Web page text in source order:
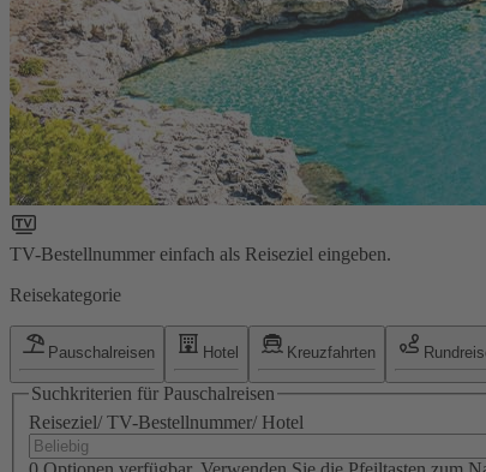
TV-Bestellnummer einfach als Reiseziel eingeben.
Reisekategorie
Pauschalreisen Hotel Kreuzfahrten
Suchkriterien für Pauschalreisen
Reiseziel/ TV-Bestellnummer/ Hotel